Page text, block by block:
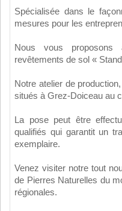
Spécialisée dans le
mesures pour les
Nous vous
revêtements de sol «
Notre atelier de
situés à Grez-Doiceau au
La pose peut être
qualifiés qui garantit un
exemplaire.
Venez visiter notre tout
de Pierres Naturelles du
régionales.